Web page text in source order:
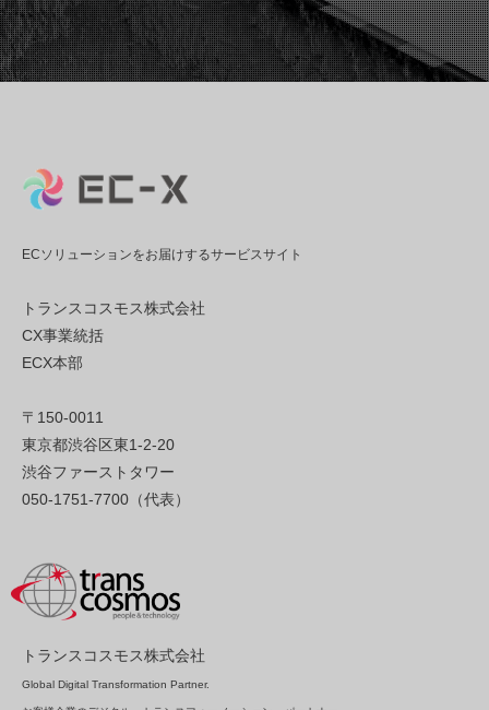
ECソリューションをお届けするサービスサイト
トランスコスモス株式会社
CX事業統括
ECX本部
〒150-0011
東京都渋谷区東1-2-20
渋谷ファーストタワー
050-1751-7700（代表）
トランスコスモス株式会社
Global Digital Transformation Partner.